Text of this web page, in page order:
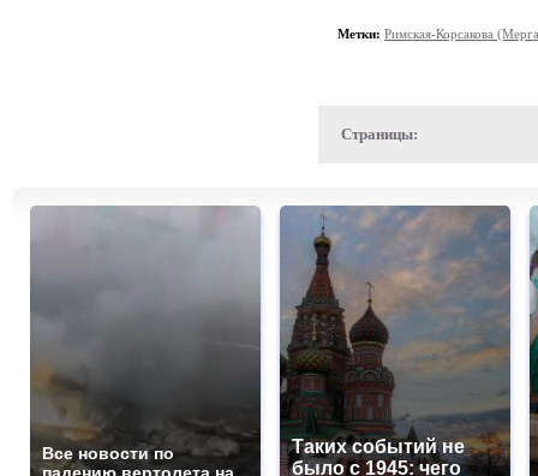
Метки: Римская-Корсакова
Страницы:
Все новости по
Таких событий не
было с 1945: чего